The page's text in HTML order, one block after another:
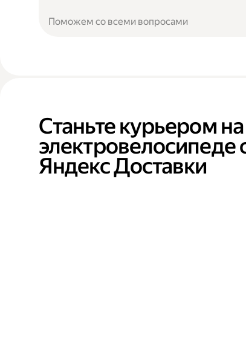
Поможем со всеми вопросами
Станьте курьером на
электровелосипеде
Яндекс Доставки